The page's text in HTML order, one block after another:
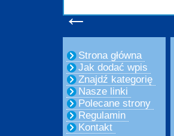
←
Strona główna
Jak dodać wpis
Znajdź kategorię
Nasze linki
Polecane strony
Regulamin
Kontakt